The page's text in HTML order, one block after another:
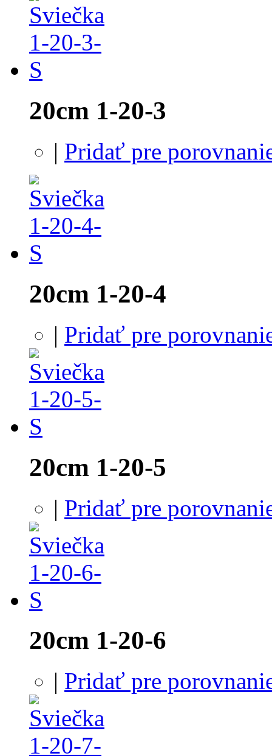
20cm 1-20-3
| Pridať pre
20cm 1-20-4
| Pridať pre
20cm 1-20-5
| Pridať pre
20cm 1-20-6
| Pridať pre